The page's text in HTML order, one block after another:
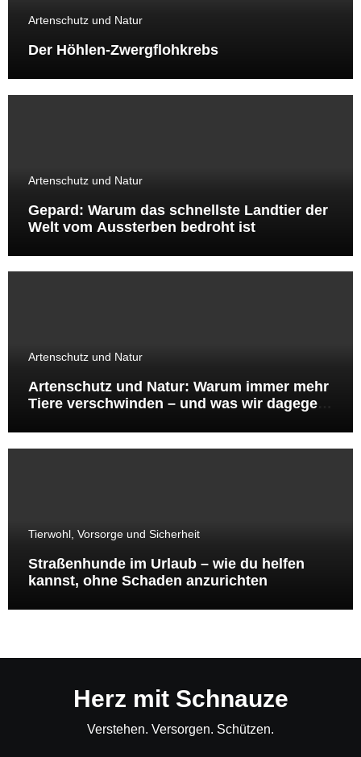
Artenschutz und Natur
Der Höhlen-Zwergflohkrebs
Artenschutz und Natur
Gepard: Warum das schnellste Landtier der
Welt vom Aussterben bedroht ist
Artenschutz und Natur
Artenschutz und Natur: Warum immer mehr
Tiere verschwinden – und was wir dagegen
Tierwohl, Vorsorge und Sicherheit
Straßenhunde im Urlaub – wie du helfen
kannst, ohne Schaden anzurichten
Herz mit Schnauze
Verstehen. Versorgen. Schützen.